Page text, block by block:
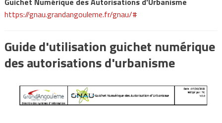
https://gnau.grandangouleme.fr/gnau/#
Guide d'utilisation guichet numérique
des autorisations d'urbanisme